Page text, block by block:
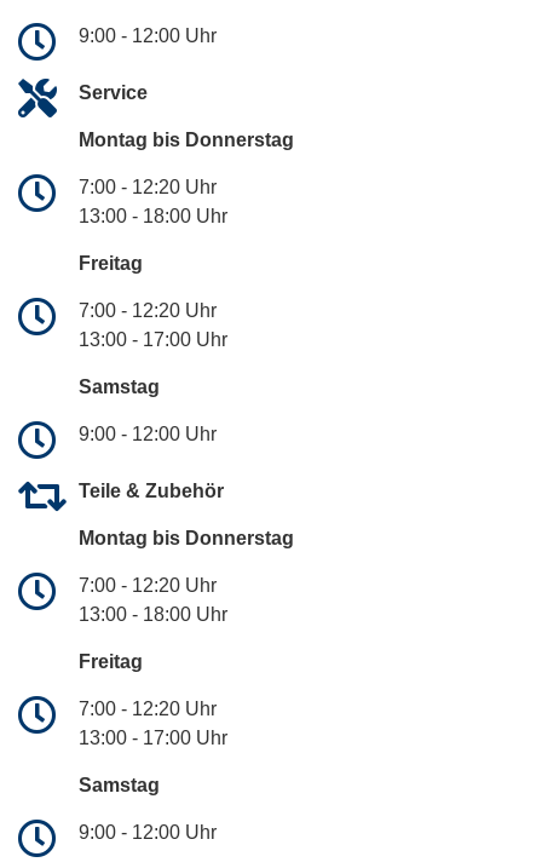
9:00 - 12:00 Uhr
Service
Montag bis Donnerstag
7:00 - 12:20 Uhr
13:00 - 18:00 Uhr
Freitag
7:00 - 12:20 Uhr
13:00 - 17:00 Uhr
Samstag
9:00 - 12:00 Uhr
Teile & Zubehör
Montag bis Donnerstag
7:00 - 12:20 Uhr
13:00 - 18:00 Uhr
Freitag
7:00 - 12:20 Uhr
13:00 - 17:00 Uhr
Samstag
9:00 - 12:00 Uhr